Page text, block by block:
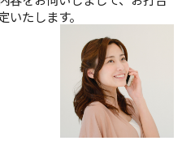
いたします。